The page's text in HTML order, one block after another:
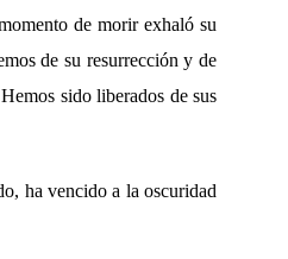
de morir exhaló su
de su resurrección y de
sido liberados de sus
ha vencido a la oscuridad